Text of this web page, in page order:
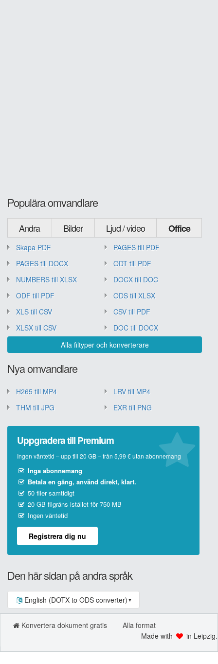
Populära omvandlare
Andra Bilder Ljud / video Office
Skapa PDF
PAGES till PDF
PAGES till DOCX
ODT till PDF
NUMBERS till XLSX
DOCX till DOC
ODF till PDF
ODS till XLSX
XLS till CSV
CSV till PDF
XLSX till CSV
DOC till DOCX
Alla filtyper och konverterare
Nya omvandlare
H265 till MP4
LRV till MP4
THM till JPG
EXR till PNG
Uppgradera till Premium
Ingen väntetid – upp till 20 GB – från 5,99 € utan abonnemang
Inga abonnemang
Betala en gång, använd direkt, klart.
50 filer samtidigt
20 GB filgräns istället för 750 MB
Ingen väntetid
Registrera dig nu
Den här sidan på andra språk
English (DOTX to ODS converter) ▼
Konvertera dokument gratis
Alla format
Made with
in Leipzig.